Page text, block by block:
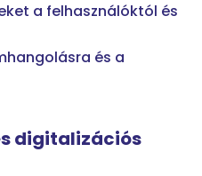
a felhasználóktól és
és a
digitalizációs